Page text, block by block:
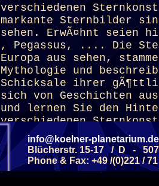
verschiedenen
markante Sternbilder
sehen. ErwÃ¤hnt seien
, Pegassus, .... Die
Europa aus sehen,
Mythologie und
Schicksale ihrer
sich von Geschichten
und lernen Sie den
verschiedenen
(ab 8 J.)
info@koelner-planetarium.de
Blücherstr. 15-17 / D -
Phone & Fax: +49 /(0)221 /